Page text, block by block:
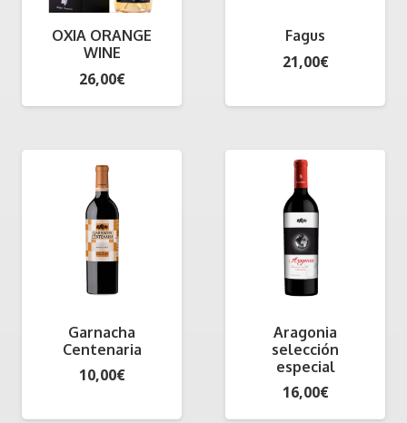
OXIA ORANGE
WINE
26,00€
Fagus
21,00€
Garnacha
Centenaria
10,00€
Aragonia
selección
especial
16,00€